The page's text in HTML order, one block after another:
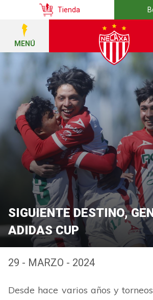
Tienda
MENÚ
SIGUIENTE DESTINO,
ADIDAS CUP
29 - MARZO - 2024
Desde hace varios años y